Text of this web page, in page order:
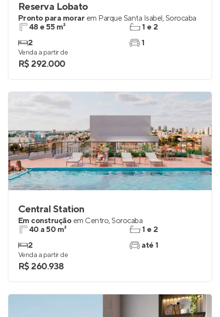
Reserva Lobato
Pronto para morar em Parque Santa Isabel,Sorocaba
48 e 55 m²
2
1 e 2
1
Venda a partir de
R$ 292.000
Central Station
Em construção em Centro,Sorocaba
40 a 50 m²
2
1 e 2
até 1
Venda a partir de
R$ 260.938